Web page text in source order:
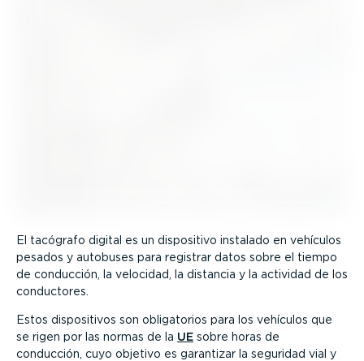
El tacógrafo digital es un dispositivo instalado en vehículos
pesados y autobuses para registrar datos sobre el tiempo
de conducción, la velocidad, la distancia y la actividad de los
conductores.
Estos dispo­si­tivos son obliga­torios para los vehículos que
se rigen por las normas de la UE sobre horas de
conducción, cuyo objetivo es garantizar la seguridad vial y